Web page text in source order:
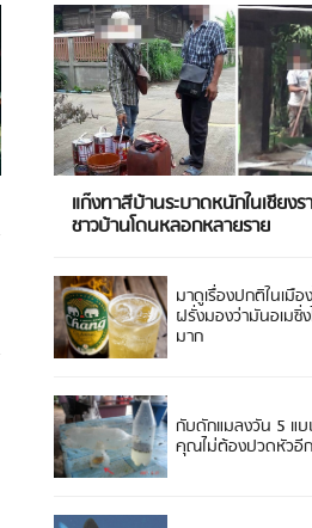
แก๊งทาสีบ้านระบาดหนักในเชียง
ชาวบ้านโดนหลอกหลายราย
มาดูเรื่องปกติในเมือ
ฝรั่งมองว่ามันอเมซิ่
มาก
กับดักแมลงวัน 5 แบ
คุณไม่ต้องปวดหัวอี